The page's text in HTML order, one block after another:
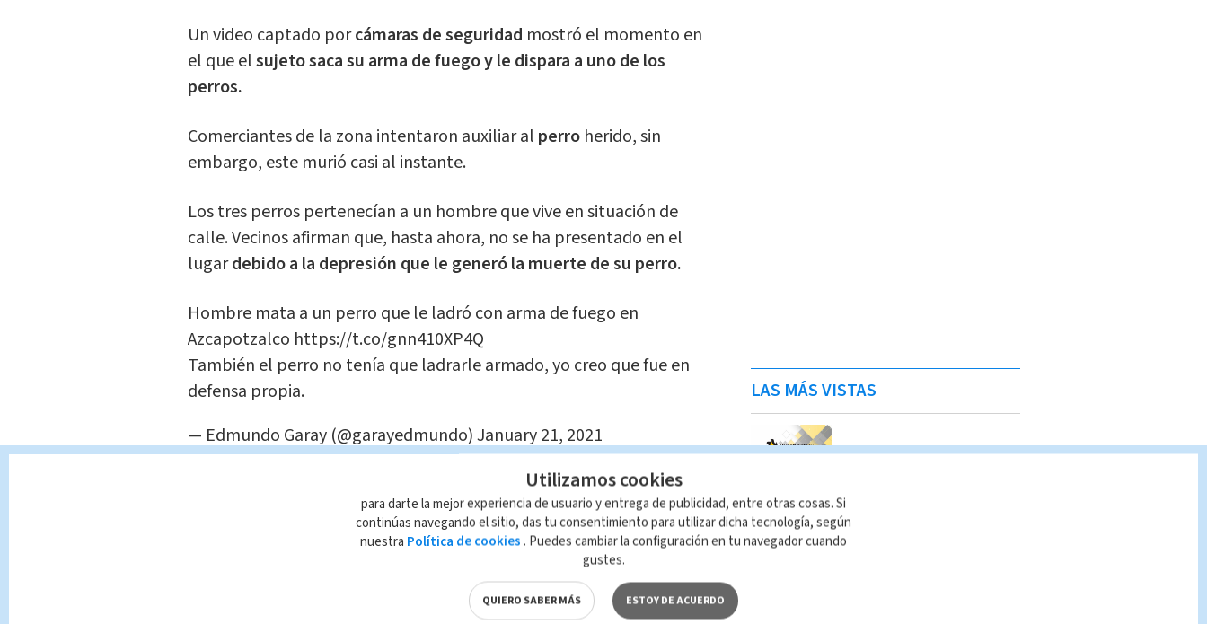
Un video captado porcámaras de seguridad mostró el momento en
el que elsujeto saca su arma de fuego y le dispara a uno de los
perros.
Comerciantes de la zona intentaron auxiliar al perroherido, sin
embargo, este murió casi al instante.
Los tres perros pertenecían a un hombre que vive en situación de
calle. Vecinos afirman que, hasta ahora, no se ha presentado en el
lugardebido a la depresión que le generó la muerte de su perro.
Hombre mata a un perro que le ladró con arma de fuego en
Azcapotzalco https://t.co/gnn410XP4Q
También el perro no tenía que ladrarle armado, yo creo que fue en
defensa propia.
— Edmundo Garay (@garayedmundo)January 21, 2021
Queda prohibida la reproducción total o parcial del contenido de esta página, mismo
que es propiedad de TELEDIARIO; su reproducción no autorizada constituye una
infracción y un delito de conformidad con las leyes aplicables.
LAS MÁS VISTAS
Utilizamos cookies
para darte la mejor experiencia de usuario y entrega de publicidad, entre otras cosas. Si
continúas navegando el sitio, das tu consentimiento para utilizar dicha tecnología, según
nuestra Política de cookies . Puedes cambiar la configuración en tu navegador cuando
gustes.
QUIERO SABER MÁS ESTOY DE ACUERDO